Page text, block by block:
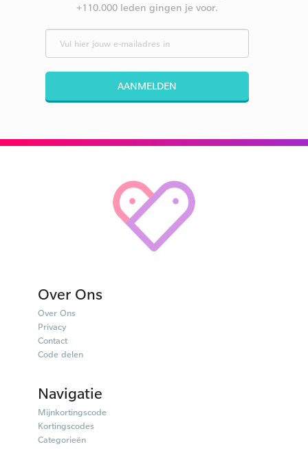
+110.000 leden gingen je voor.
AANMELDEN
Over Ons
Over Ons
Privacy
Contact
Code delen
Navigatie
Mijnkortingscode
Kortingscodes
Categorieën